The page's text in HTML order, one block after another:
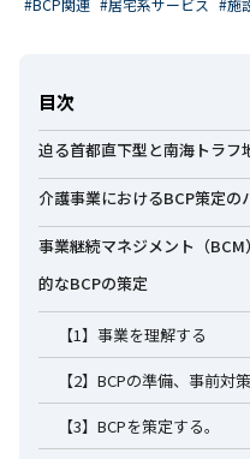
#BCP関連 #居宅系サービス #施
目次
迫る首都直下型と南海トラフ
介護事業におけるBCP策定の
事業継続マネジメント（
的なBCPの策定
【1】事業を理解する
【2】BCPの準備、事前対
【3】BCPを策定する。